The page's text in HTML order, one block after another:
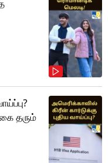
தரும்